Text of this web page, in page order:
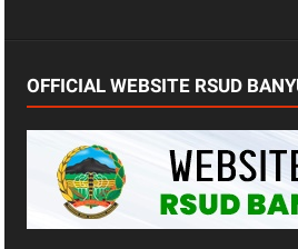
OFFICIAL WEBSITE RSUD